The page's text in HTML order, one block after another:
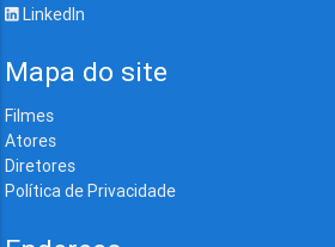
LinkedIn
Mapa do site
Filmes
Atores
Diretores
Política de Privacidade